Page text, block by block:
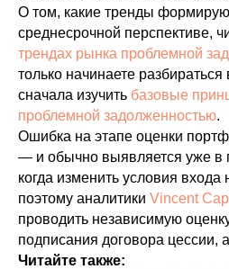
О том, какие тренды
среднесрочной перспективе,
трендах рынка проблемной
только начинаете
сначала изучить базовые
проблемной задолженностью.
Ошибка на этапе оценки
— и обычно выявляется уже в
когда изменить условия
поэтому аналитики Vincent
проводить независимую
подписания договора цессии,
Читайте также: